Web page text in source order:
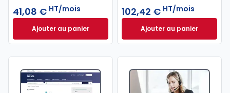
41,08 € HT/mois
Ajouter au panierMémentis Comptable à 41,08 € HT/mois
102,42 € HT/mois
Ajouter au panier
INNEO Cabinet